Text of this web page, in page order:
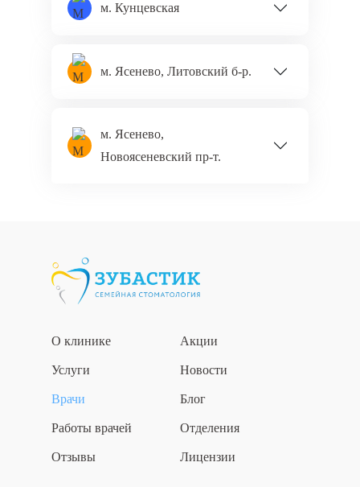
м. Кунцевская
м. Ясенево, Литовский б‑р.
м. Ясенево,
Новоясеневский пр‑т.
О клинике Акции
Услуги Новости
Врачи Блог
Работы врачей Отделения
Отзывы Лицензии